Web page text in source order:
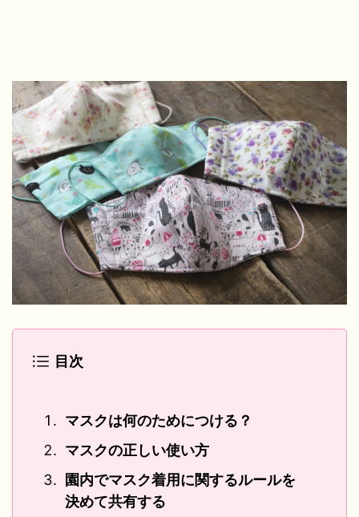
目次
マスクは何のためにつける？
マスクの正しい使い方
園内でマスク着用に関するルールを
決めて共有する